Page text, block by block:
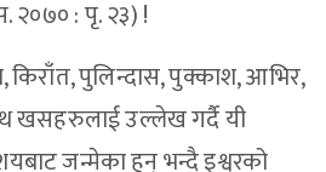
२०७० : पृ. २३) !
पुलिन्दास, पुक्काश, आभिर,
खसहरुलाई उल्लेख गर्दै यी
जन्मेका हुन् भन्दै इश्वरको